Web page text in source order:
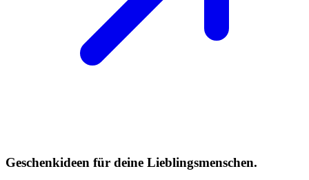
Geschenkideen für deine Lieblingsmenschen.